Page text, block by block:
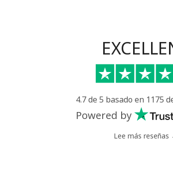
Celular
Malta
Línea fija
Celular
4.7 de 5 basado en 1175
Powered by
Lee más reseñas